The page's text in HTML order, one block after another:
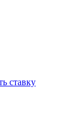
ставку